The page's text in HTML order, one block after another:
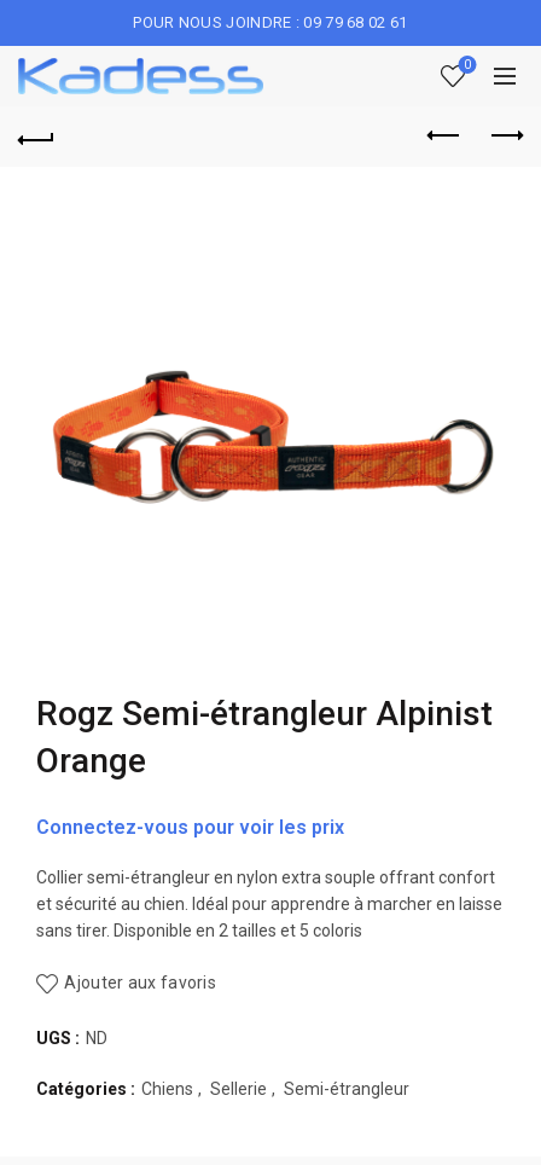
POUR NOUS JOINDRE : 09 79 68 02 61
0
Rogz Semi-étrangleur Alpinist
Orange
Connectez-vous pour voir les prix
Collier semi-étrangleur en nylon extra souple offrant confort
et sécurité au chien. Idéal pour apprendre à marcher en laisse
sans tirer. Disponible en 2 tailles et 5 coloris
Ajouter aux favoris
UGS : ND
Catégories : Chiens , Sellerie , Semi-étrangleur